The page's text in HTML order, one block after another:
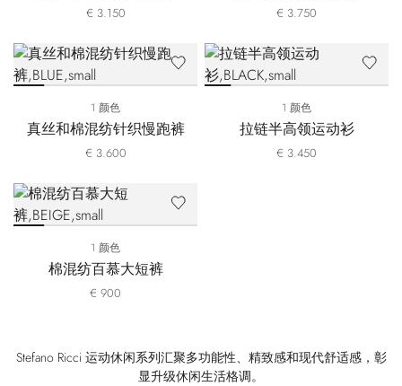
€ 3.150 € 3.750
1 颜色
真丝和棉混纺针织慢跑裤
€ 3.600
1 颜色
拉链半高领运动衫
€ 3.450
1 颜色
棉混纺百慕大短裤
€ 900
Stefano Ricci 运动休闲系列汇聚多功能性、精致感和现代舒适感，彰
显升级休闲生活格调。